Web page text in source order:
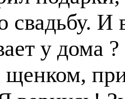
свадьбу. И
у дома
щенком,